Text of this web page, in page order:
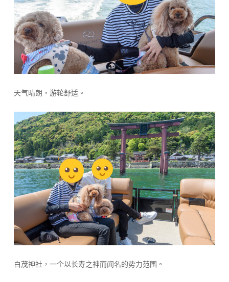
天气晴朗，游轮舒适。
白茂神社，一个以长寿之神而闻名的势力范围。